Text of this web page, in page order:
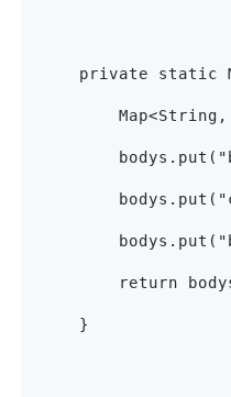
private static
return
    }